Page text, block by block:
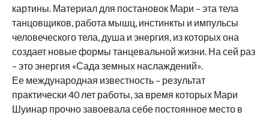
картины. Материал для постановок Мари – эта тела
танцовщиков, работа мышц, инстинкты и импульсы
человеческого тела, душа и энергия, из которых она
создает новые формы танцевальной жизни. На сей раз
– это энергия «Сада земных наслаждений».
Ее международная известность – результат
практически 40 лет работы, за время которых Мари
Шуинар прочно завоевала себе постоянное место в